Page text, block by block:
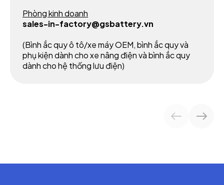
Phòng kinh doanh
sales-in-factory@gsbattery.vn
(Bình ắc quy ô tô/xe máy OEM, bình ắc quy và
phụ kiện dành cho xe nâng điện và bình ắc quy
dành cho hệ thống lưu điện)